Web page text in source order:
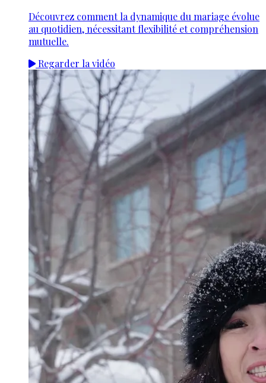
Découvrez comment la dynamique du mariage évolue
au quotidien, nécessitant flexibilité et compréhension
mutuelle.
Regarder la vidéo